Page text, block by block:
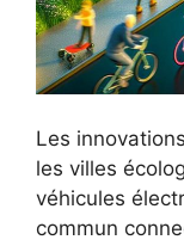
Les
les villes
véhicules
commun